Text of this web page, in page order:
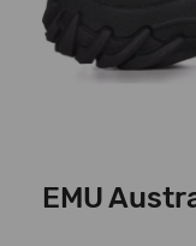
EMU